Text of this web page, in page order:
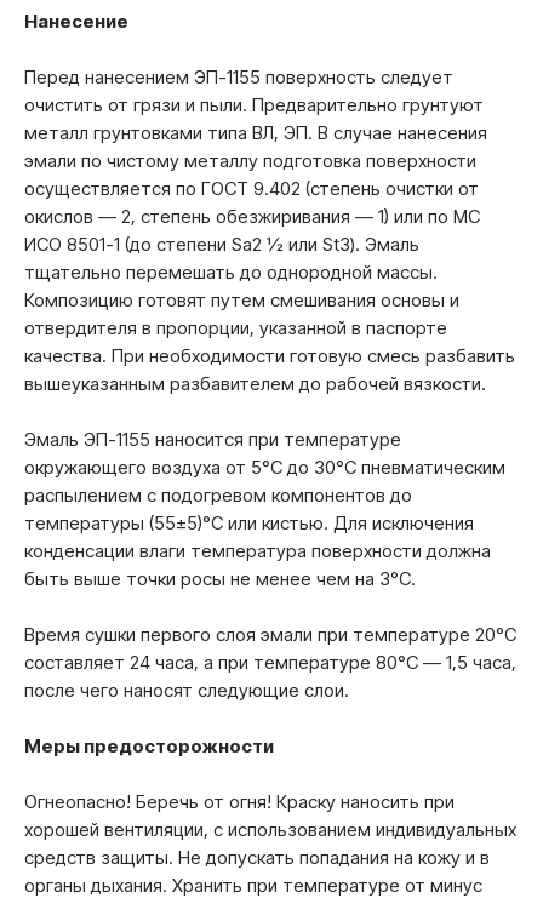
Нанесение
Перед нанесением ЭП-1155 поверхность следует
очистить от грязи и пыли. Предварительно грунтуют
металл грунтовками типа ВЛ, ЭП. В случае нанесения
эмали по чистому металлу подготовка поверхности
осуществляется по ГОСТ 9.402 (степень очистки от
окислов — 2, степень обезжиривания — 1) или по МС
ИСО 8501-1 (до степени Sa2 ½ или St3). Эмаль
тщательно перемешать до однородной массы.
Композицию готовят путем смешивания основы и
отвердителя в пропорции, указанной в паспорте
качества. При необходимости готовую смесь разбавить
вышеуказанным разбавителем до рабочей вязкости.
Эмаль ЭП-1155 наносится при температуре
окружающего воздуха от 5°С до 30°С пневматическим
распылением с подогревом компонентов до
температуры (55±5)°С или кистью. Для исключения
конденсации влаги температура поверхности должна
быть выше точки росы не менее чем на 3°С.
Время сушки первого слоя эмали при температуре 20°С
составляет 24 часа, а при температуре 80°С — 1,5 часа,
после чего наносят следующие слои.
Меры предосторожности
Огнеопасно! Беречь от огня! Краску наносить при
хорошей вентиляции, с использованием индивидуальных
средств защиты. Не допускать попадания на кожу и в
органы дыхания. Хранить при температуре от минус